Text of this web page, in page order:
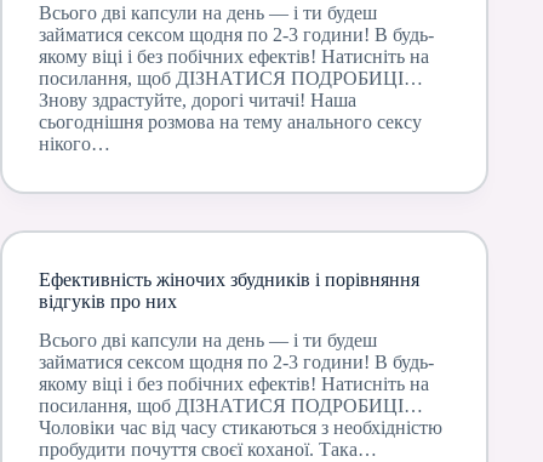
Всього дві капсули на день — і ти будеш
займатися сексом щодня по 2-3 години! В будь-
якому віці і без побічних ефектів! Натисніть на
посилання, щоб ДІЗНАТИСЯ ПОДРОБИЦІ…
Знову здрастуйте, дорогі читачі! Наша
сьогоднішня розмова на тему анального сексу
нікого…
Ефективність жіночих збудників і порівняння
відгуків про них
Всього дві капсули на день — і ти будеш
займатися сексом щодня по 2-3 години! В будь-
якому віці і без побічних ефектів! Натисніть на
посилання, щоб ДІЗНАТИСЯ ПОДРОБИЦІ…
Чоловіки час від часу стикаються з необхідністю
пробудити почуття своєї коханої. Така…